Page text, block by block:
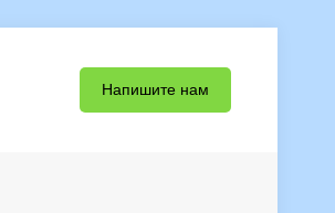
Напишите нам